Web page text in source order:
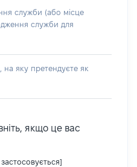
служби (або місце
служби для
на яку претендуєте як
якщо це вас